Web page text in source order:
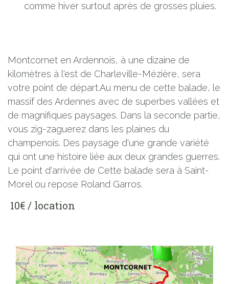
comme hiver surtout après de grosses pluies.
Montcornet en Ardennois, à une dizaine de
kilomètres à l'est de Charleville-Mézière, sera
votre point de départ.Au menu de cette balade, le
massif des Ardennes avec de superbes vallées et
de magnifiques paysages. Dans la seconde partie,
vous zig-zaguerez dans les plaines du
champenois. Des paysage d'une grande variété
qui ont une histoire liée aux deux grandes guerres.
Le point d'arrivée de Cette balade sera à Saint-
Morel ou repose Roland Garros.
10€ / location